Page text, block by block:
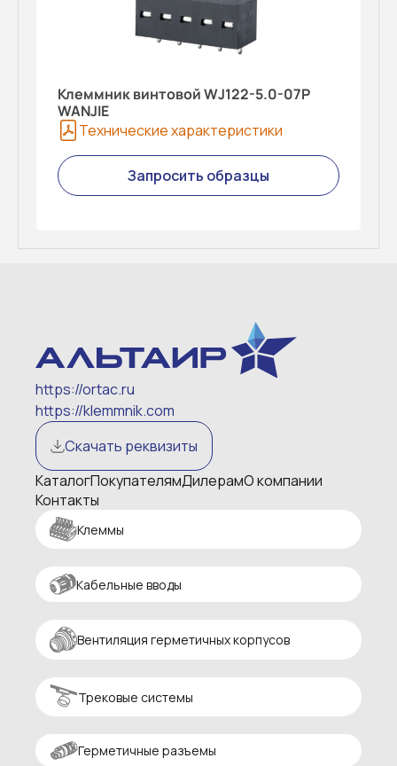
Клеммник винтовой WJ122-5.0-07P
WANJIE
Технические характеристики
Запросить образцы
https://ortac.ru
https://klemmnik.com
Скачать реквизиты
КаталогПокупателямДилерамО компании
Контакты
Клеммы
Кабельные вводы
Вентиляция герметичных корпусов
Трековые системы
Герметичные разъемы